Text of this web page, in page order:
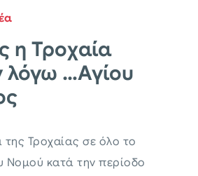
η Τροχαία
λόγω …Αγίου
Τροχαίας σε όλο το
Νομού κατά την περίοδο